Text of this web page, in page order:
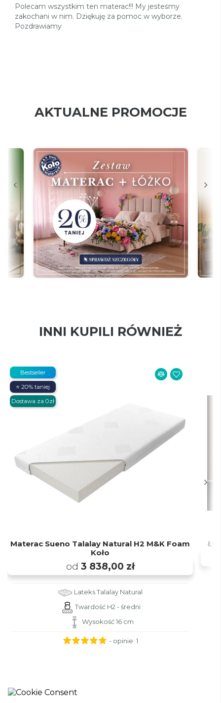
Polecam wszystkim ten materac!!! My jesteśmy
zakochani w nim. Dziękuję za pomoc w wyborze.
Pozdrawiamy
AKTUALNE PROMOCJE
INNI KUPILI RÓWNIEŻ
Materac Sueno Talalay Natural H2 M&K Foam
Koło
od 3 838,00 zł
Lateks Talalay Natural
Twardość H2 - średni
Wysokość 16 cm
Bestseller
⭐ 20% taniej
Dostawa za 0zł
- opinie: 1